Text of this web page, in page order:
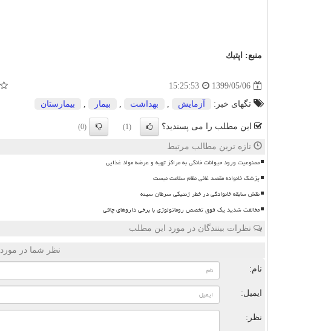
منبع: اپتیك
1399/05/06
15:25:53
تگهای خبر: آزمایش , بهداشت , بیمار , بیمارستان
این مطلب را می پسندید؟ (1)
(0)
تازه ترین مطالب مرتبط
ممنوعیت ورود حیوانات خانگی به مراکز تهیه و عرضه مواد غذایی
پزشک خانواده مقصد غائی نظام سلامت نیست
نقش سابقه خانوادگی در خطر ژنتیکی سرطان سینه
مخالفت شدید یک فوق تخصص روماتولوژی با برخی داروهای چاقی
نظرات بینندگان در مورد این مطلب
نظر شما در
نام:
ایمیل:
نظر: